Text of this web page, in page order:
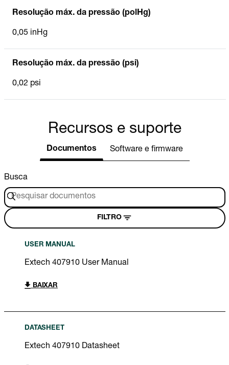
Resolução máx. da pressão (polHg)
0,05 inHg
Resolução máx. da pressão (psi)
0,02 psi
Recursos e suporte
Documentos Software e firmware
Busca
FILTRO
USER MANUAL
Extech 407910 User Manual
BAIXAR
DATASHEET
Extech 407910 Datasheet